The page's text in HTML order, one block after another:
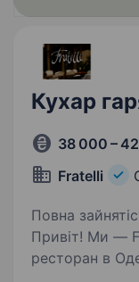
Кухар
38 000 –
Fratelli
Повна
Привіт! Ми —
ресторан в